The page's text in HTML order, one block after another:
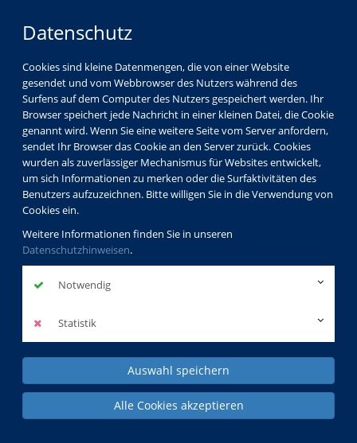
Datenschutz
Cookies sind kleine Datenmengen, die von einer Website
gesendet und vom Webbrowser des Nutzers während des
Surfens auf dem Computer des Nutzers gespeichert werden. Ihr
Browser speichert jede Nachricht in einer kleinen Datei, die Cookie
genannt wird. Wenn Sie eine weitere Seite vom Server anfordern,
sendet Ihr Browser das Cookie an den Server zurück. Cookies
wurden als zuverlässiger Mechanismus für Websites entwickelt,
um sich Informationen zu merken oder die Surfaktivitäten des
Benutzers aufzuzeichnen. Bitte willigen Sie in die Verwendung von
Cookies ein.
Weitere Informationen finden Sie in unseren
Datenschutzhinweisen.
Notwendig
Statistik
Auswahl speichern
Alle Cookies akzeptieren
Kommunikatives